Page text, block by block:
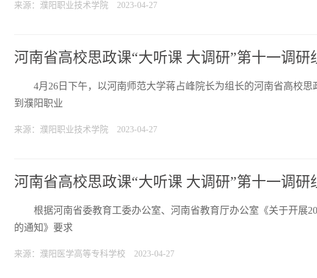
来源：濮阳职业技术学院 2023-04-27
河南省高校思政课“大听课 大调研”第十一调
4月26日下午，以河南师范大学蒋占峰院长为组长的河南省高校
到濮阳职业
来源：濮阳职业技术学院 2023-04-27
河南省高校思政课“大听课 大调研”第十一调
根据河南省委教育工委办公室、河南省教育厅办公室《关于开展
的通知》要求
来源：濮阳医学高等专科学校 2023-04-27